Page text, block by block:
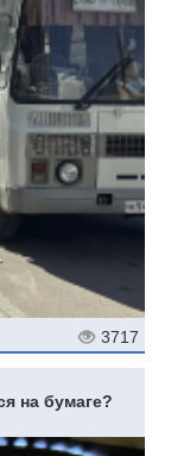
3717
на бумаге?